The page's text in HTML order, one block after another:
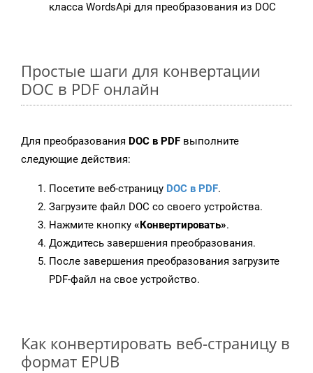
класса WordsApi для преобразования из DOC
Простые шаги для конвертации
DOC в PDF онлайн
Для преобразования DOC в PDF выполните
следующие действия:
Посетите веб-страницу DOC в PDF.
Загрузите файл DOC со своего устройства.
Нажмите кнопку «Конвертировать».
Дождитесь завершения преобразования.
После завершения преобразования загрузите
PDF-файл на свое устройство.
Как конвертировать веб-страницу в
формат EPUB